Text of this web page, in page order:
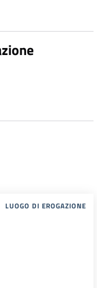
LUOGO DI EROGAZIONE